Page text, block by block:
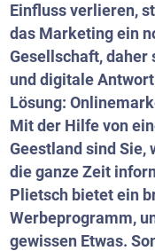
Einfluss verlieren,
das Marketing ein
Gesellschaft, daher
und digitale
Lösung:
Mit der Hilfe von
Geestland sind Sie,
die ganze Zeit
Plietsch bietet ein
Werbeprogramm,
gewissen Etwas.